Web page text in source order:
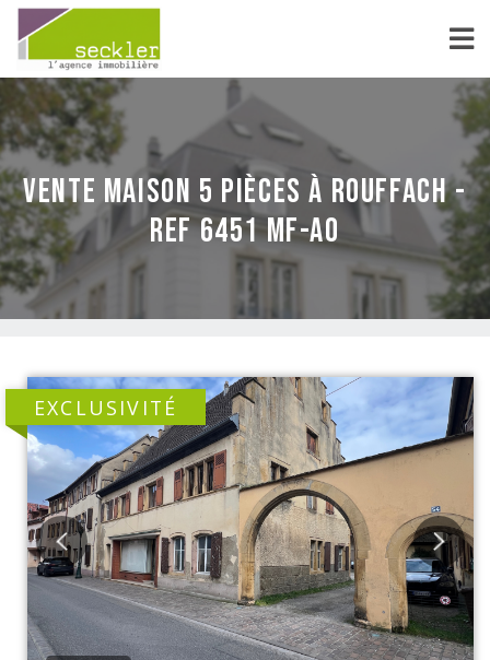
vente Maison 5 pièces à Rouffach -
REF 6451 MF-AO
EXCLUSIVITÉ